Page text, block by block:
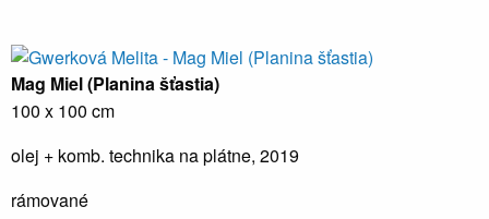
Mag Miel (Planina šťastia)
100 x 100 cm
olej + komb. technika na plátne, 2019
rámované